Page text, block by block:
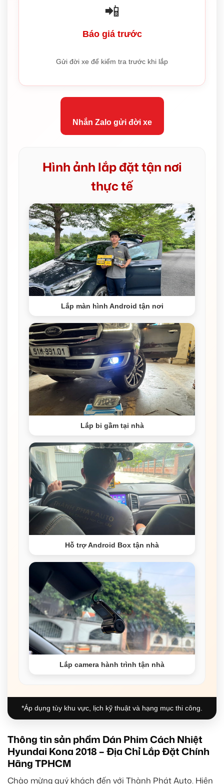
📲
Báo giá trước
Gửi đời xe để kiểm tra trước khi lắp
Nhắn Zalo gửi đời xe
Hình ảnh lắp đặt tận nơi
thực tế
Lắp màn hình Android tận nơi
Lắp bi gầm tại nhà
Hỗ trợ Android Box tận nhà
Lắp camera hành trình tận nhà
*Áp dụng tùy khu vực, lịch kỹ thuật và hạng mục thi công.
Thông tin sản phẩm Dán Phim Cách Nhiệt
Hyundai Kona 2018 – Địa Chỉ Lắp Đặt Chính
Hãng TPHCM
Chào mừng quý khách đến với Thành Phát Auto. Hiện